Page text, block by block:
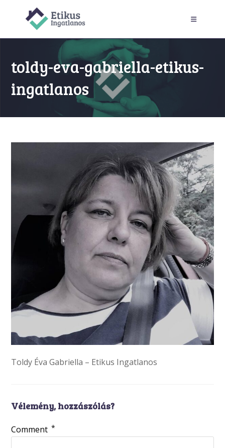
toldy-eva-gabriella-etikus-
ingatlanos
Toldy Éva Gabriella – Etikus Ingatlanos
Vélemény, hozzászólás?
Comment *